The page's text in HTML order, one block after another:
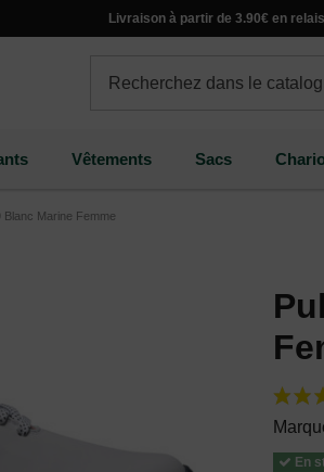
Livraison à partir de 3.90€ en
Vêtements Sacs
Marine Femme
En